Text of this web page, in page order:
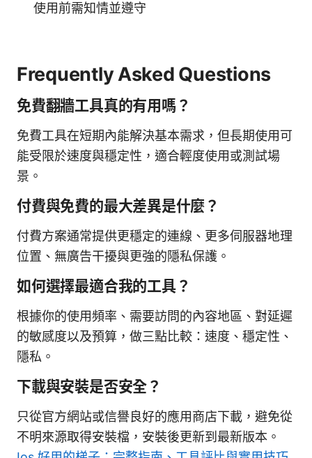
使用前需知情並遵守
Frequently Asked Questions
免費翻牆工具真的有用嗎？
免費工具在短期內能解決基本需求，但長期使用可
能受限於速度與穩定性，適合輕度使用或測試場
景。
付費與免費的最大差異是什麼？
付費方案通常提供更穩定的連線、更多伺服器地理
位置、無廣告干擾與更強的隱私保護。
如何選擇最適合我的工具？
根據你的使用頻率、需要訪問的內容地區、對延遲
的敏感度以及預算，做三點比較：速度、穩定性、
隱私。
下載與安裝是否安全？
只從官方網站或信譽良好的應用商店下載，避免從
不明來源取得安裝檔，安裝後更新到最新版本。